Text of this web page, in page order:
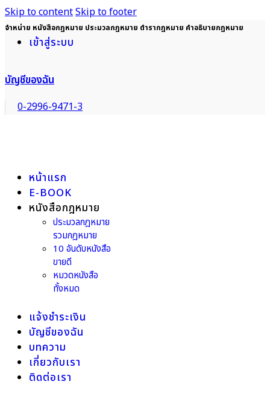
Skip to contentSkip to footer
จำหน่าย หนังสือกฎหมาย ประมวลกฎหมาย ตำรากฎหมาย คำอธิบายกฎหมาย
เข้าสู่ระบบ
บัญชีของฉัน
0-2996-9471-3
หน้าแรก
E-BOOK
หนังสือกฎหมาย
ประมวลกฎหมาย
รวมกฎหมาย
10 อันดับหนังสือ
ขายดี
หมวดหนังสือ
ทั้งหมด
แจ้งชำระเงิน
บัญชีของฉัน
บทความ
เกี่ยวกับเรา
ติดต่อเรา